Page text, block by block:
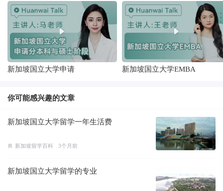
新加坡国立大学申请 新加坡国立大学EMBA
你可能感兴趣的文章
新加坡国立大学留学一年生活费
新加坡留学百科 3个月前
新加坡国立大学留学的专业